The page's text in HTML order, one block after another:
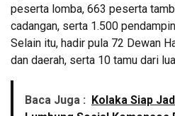
peserta lomba, 663 peserta
cadangan, serta 1.500
Selain itu, hadir pula 72 Dewan
dan daerah, serta 10 tamu dari
Baca Juga :
Kolaka Siap